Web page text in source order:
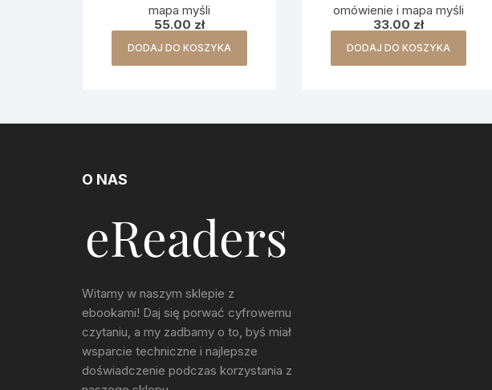
mapa myśli
55.00 zł
DODAJ DO KOSZYKA
omówienie i mapa myśli
33.00 zł
DODAJ DO KOSZYKA
O NAS
Witamy w naszym sklepie z
ebookami! Daj się porwać cyfrowemu
czytaniu, a my zadbamy o to, byś miał
wsparcie techniczne i najlepsze
doświadczenie podczas korzystania z